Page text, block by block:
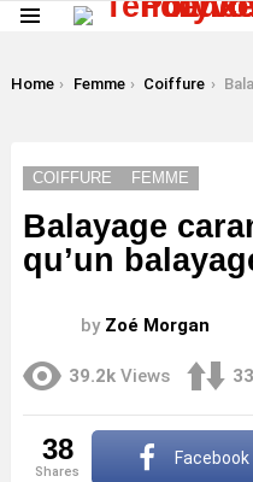
You are here:
Home Femme Coiffure Balayage
COIFFURE FEMME
Balayage
qu’un
by Zoé Morgan
39.2k Views 33
38
shares
Facebook